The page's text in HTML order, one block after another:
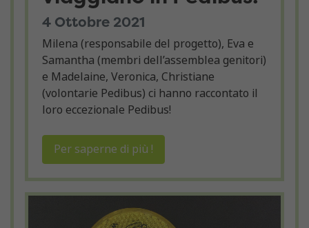
4 Ottobre 2021
Milena (responsabile del progetto), Eva e
Samantha (membri dell’assemblea genitori)
e Madelaine, Veronica, Christiane
(volontarie Pedibus) ci hanno raccontato il
loro eccezionale Pedibus!
Per saperne di più !